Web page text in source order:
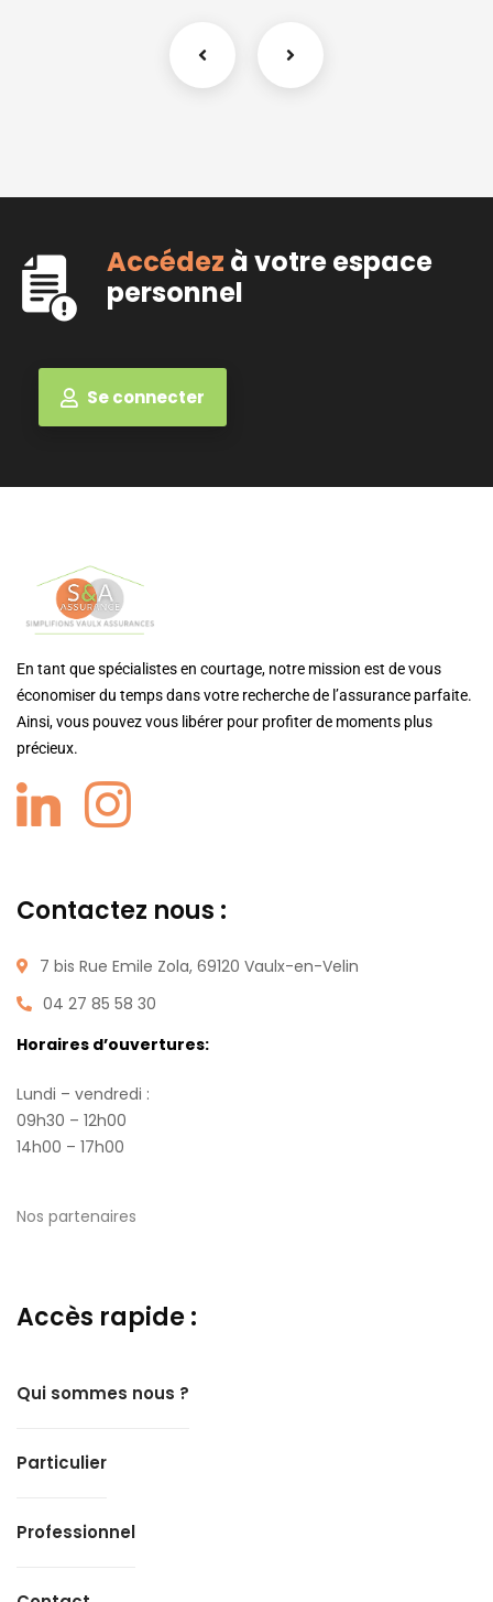
Accédez à votre espace
personnel
Se connecter
En tant que spécialistes en courtage, notre mission est de vous
économiser du temps dans votre recherche de l’assurance parfaite.
Ainsi, vous pouvez vous libérer pour profiter de moments plus
précieux.
Contactez nous :
7 bis Rue Emile Zola, 69120 Vaulx-en-Velin
04 27 85 58 30
Horaires d’ouvertures:
Lundi – vendredi :
09h30 – 12h00
14h00 – 17h00
Nos partenaires
Accès rapide :
Qui sommes nous ?
Particulier
Professionnel